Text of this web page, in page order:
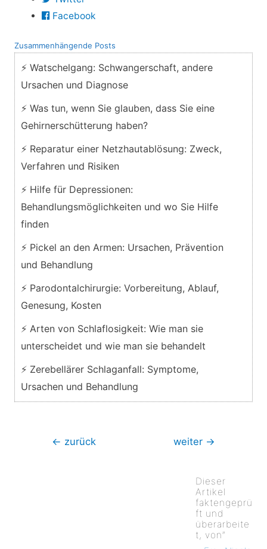
Facebook
Zusammenhängende Posts
⚡ Watschelgang: Schwangerschaft, andere
Ursachen und Diagnose
⚡ Was tun, wenn Sie glauben, dass Sie eine
Gehirnerschütterung haben?
⚡ Reparatur einer Netzhautablösung: Zweck,
Verfahren und Risiken
⚡ Hilfe für Depressionen:
Behandlungsmöglichkeiten und wo Sie Hilfe
finden
⚡ Pickel an den Armen: Ursachen, Prävention
und Behandlung
⚡ Parodontalchirurgie: Vorbereitung, Ablauf,
Genesung, Kosten
⚡ Arten von Schlaflosigkeit: Wie man sie
unterscheidet und wie man sie behandelt
⚡ Zerebellärer Schlaganfall: Symptome,
Ursachen und Behandlung
Beitragsnavigation
← zurück weiter →
Dieser
Artikel
faktengeprü
ft und
überarbeite
t, von”